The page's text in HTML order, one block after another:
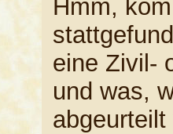
Hmm,
eine Zivil-
und was,